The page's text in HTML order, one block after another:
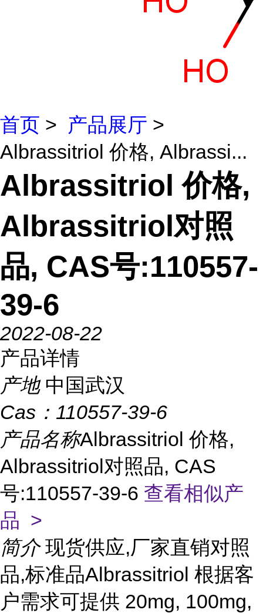
首页 > 产品展厅 >
Albrassitriol 价格, Albrassi...
Albrassitriol 价格,
Albrassitriol对照
品, CAS号:110557-
39-6
2022-08-22
产品详情
产地 中国武汉
Cas： 110557-39-6
产品名称Albrassitriol 价格,
Albrassitriol对照品, CAS
号:110557-39-6 查看相似产
品 >
简介 现货供应,厂家直销对照
品,标准品Albrassitriol 根据客
户需求可提供 20mg, 100mg,